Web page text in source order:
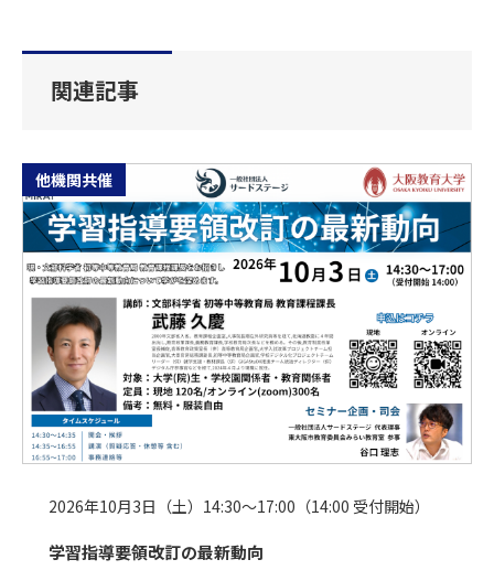
関連記事
他機関共催
2026年10月3日（土）14:30～17:00（14:00 受付開始）
学習指導要領改訂の最新動向